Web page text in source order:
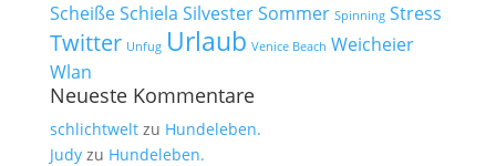
ScheißeSchiela SilvesterSommer Spinning Stress
Twitter Unfug Urlaub Venice Beach Weicheier
Wlan
Neueste Kommentare
schlichtweltzu Hundeleben.
Judyzu Hundeleben.